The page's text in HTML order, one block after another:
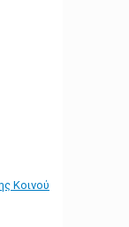
Κοινού